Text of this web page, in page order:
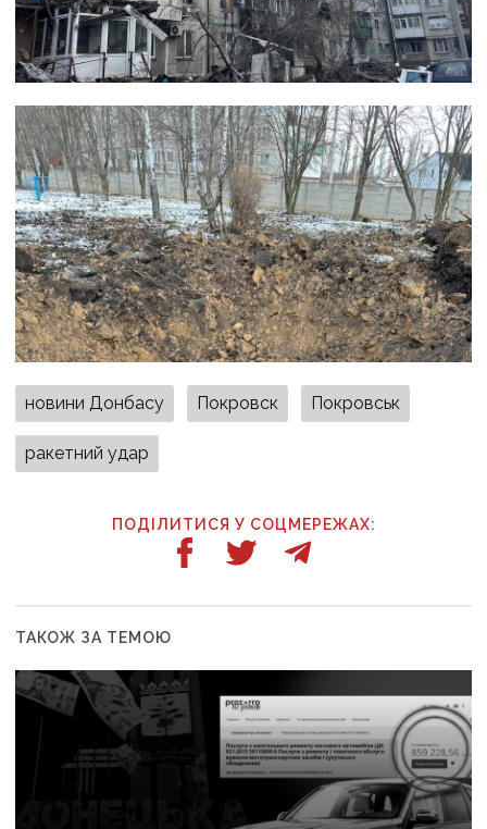
новини Донбасу Покровск Покровськ
ракетний удар
ПОДІЛИТИСЯ У СОЦМЕРЕЖАХ:
ТАКОЖ ЗА ТЕМОЮ